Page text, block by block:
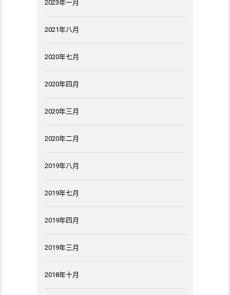
2023年一月
2021年八月
2020年七月
2020年四月
2020年三月
2020年二月
2019年八月
2019年七月
2019年四月
2019年三月
2018年十月